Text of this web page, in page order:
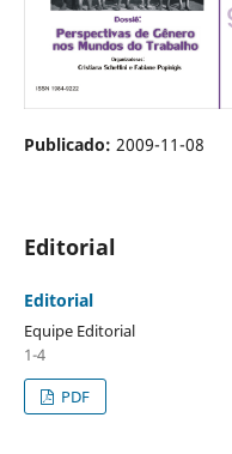
Publicado: 2009-11-08
Editorial
Editorial
Equipe Editorial
1-4
PDF